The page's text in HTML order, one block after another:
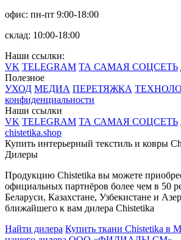
офис: пн-пт 9:00-18:00
склад: 10:00-18:00
Наши ссылки:
VK TELEGRAM ТА САМАЯ СОЦСЕТЬ
Полезное
УХОД МЕДИА ПЕРЕТЯЖКА
конфиденциальности
Наши ссылки
VK TELEGRAM ТА САМАЯ СОЦСЕТЬ
chistetika.shop
Купить интерьерный текстиль и ковры
Дилеры
Продукцию Chistetika вы можете
официальных партнёров более чем в 50
Беларуси, Казахстане, Узбекистане и
ближайшего к вам дилера Chistetika
Найти дилера Купить ткани Chistetika в